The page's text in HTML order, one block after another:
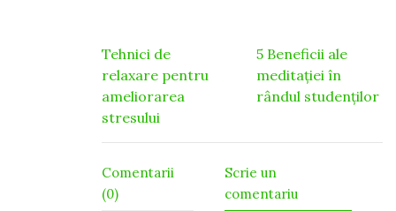
Navigare
în
articole
Tehnici de
relaxare pentru
ameliorarea
stresului
5 Beneficii ale
meditației în
rândul studenților
Comentarii
(0)
Scrie un
comentariu